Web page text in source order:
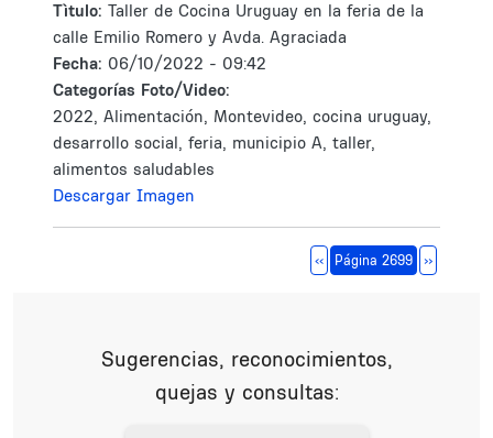
Tìtulo: Taller de Cocina Uruguay en la feria de la
calle Emilio Romero y Avda. Agraciada
Fecha: 06/10/2022 - 09:42
Categorías Foto/Video:
2022, Alimentación, Montevideo, cocina uruguay,
desarrollo social, feria, municipio A, taller,
alimentos saludables
Descargar Imagen
Página anterior
‹‹ Página 2699 Siguiente
››
Sugerencias, reconocimientos,
quejas y consultas: